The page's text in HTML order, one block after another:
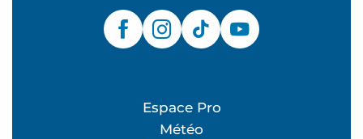
Espace Pro
Météo